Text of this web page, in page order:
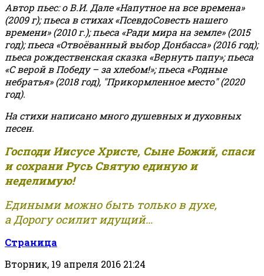
Автор пьес: о В.И. Дале «Напутное на все времена»
(2009 г); пьеса в стихах «ПсевдоСовесть нашего
времени» (2010 г.); пьеса «Ради мира на земле» (2015
год); пьеса «Отвоёванный выбор Донбасса» (2016 год);
пьеса рождественская сказка «Вернуть папу»; пьеса
«С верой в Победу – за хлебом!»;пьеса «Родные
небратья» (2018 год), "Прикормленное место" (2020
год).
На стихи написано много душевных и духовных
песен.
Господи Иисусе Христе, Сыне Божий, спаси
и сохрани Русь Святую единую и
неделимую!
Едиными можно быть только в духе,
а Дорогу осилит идущий...
Страница
Вторник, 19 апреля 2016 21:24